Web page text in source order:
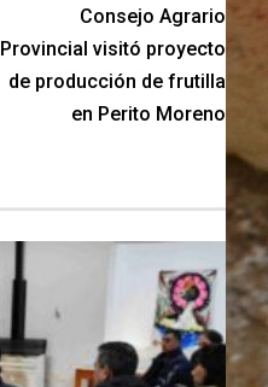
Consejo Agrario
Provincial visitó proyecto
de producción de frutilla
en Perito Moreno